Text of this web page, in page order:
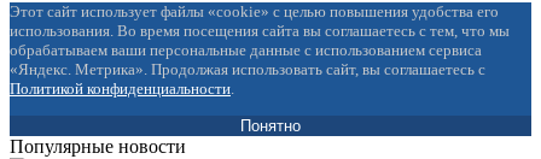
Этот сайт использует файлы «cookie» с целью повышения удобства его
использования. Во время посещения сайта вы соглашаетесь с тем, что мы
обрабатываем ваши персональные данные с использованием сервиса
«Яндекс. Метрика». Продолжая использовать сайт, вы соглашаетесь с
Политикой конфиденциальности
Понятно
Популярные новости